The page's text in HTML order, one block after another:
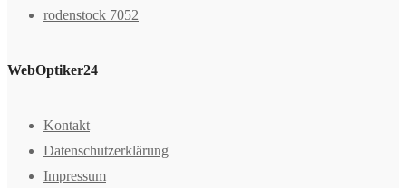
rodenstock 7052
WebOptiker24
Kontakt
Datenschutzerklärung
Impressum